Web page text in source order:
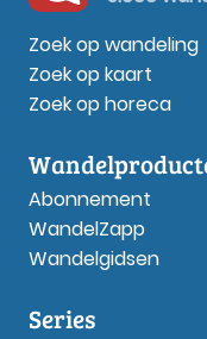
Zoek op wandeling
Zoek op kaart
Zoek op horeca
Abonnement
WandelZapp
Wandelgidsen
Series